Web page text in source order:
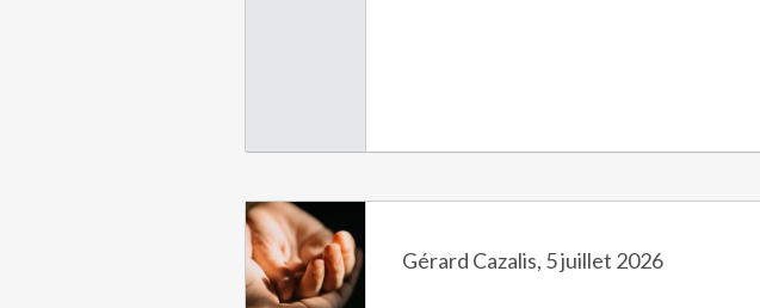
Gérard Cazalis, 5 juillet 2026